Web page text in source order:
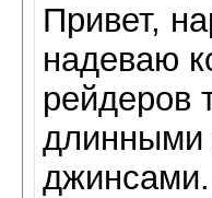
Привет,
надеваю
рейдеров
длинными
джинсами.